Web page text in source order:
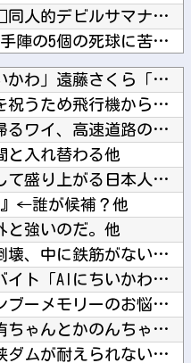
2000円位で売ってそうなエ□同人的デビルサマナー 第2話
日本ハム・新庄監督 楽天投手陣の5個の死球に苦言 「ちょっと...
幽☆遊☆白書（全19巻）←これｗｗｗｗｗｗｗｗｗｗｗｗｗｗ
【機甲創世記モスピーダ】 「トイライズ」シリーズ新作【明日予...
Powered by livedoor 相互RSS
賀喜遥香 ｢さくちゃんはちいかわ｣ 遠藤さくら ｢かっきーは...
ロシア空挺兵が空挺部隊日を祝うため飛行機から飛び降りて死亡！...
【悲報】東京から名古屋に帰るワイ、高速道路のライブカメラを見...
と入れ替わる他
「アニソンで全力で盆踊りして盛り上がる日本人たち。伝統もオタ...
←誰が候補？他
と強いのだ。他
【速報】橋の欄干が強風で倒壊、中に鉄筋がないことが発覚 中国...
【画像】セブンイレブンのバイト「AIにちいかわの画像を食わせ...
【ウマ娘】イナリワンとバンブーメモリーのお悩み相談コーナー ...
【ラブライブ！】【画像】侑ちゃんとかのんちゃんの仲睦まじい作...
中国政府「台風１３号に三峡ダムが耐えられない！全開放流しろ！...